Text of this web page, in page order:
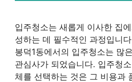
입주청소는 새롭게 이사한 집
성하는 데 필수적인 과정입니
봉덕1동에서의 입주청소는 많
관심사가 되었습니다. 입주청
체를 선택하는 것은 그 비용과